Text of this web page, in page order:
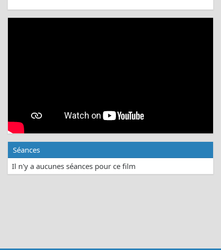
Séances
Il n'y a aucunes séances pour ce film